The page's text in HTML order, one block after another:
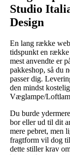
Studio
Design
En lang række
tidspunkt en
mest anvendte er
pakkeshop, så du
passer dig.
den mindst
Væglampe/
Du burde
bor eller ud til dit
mere pebret, men
fragtform vil dog
dette stiller krav